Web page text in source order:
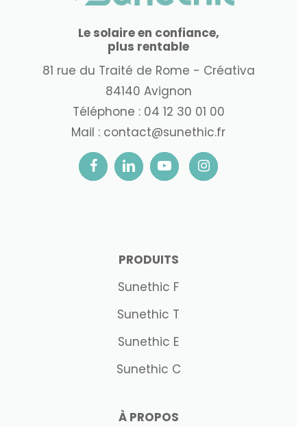
Le solaire en confiance,
plus rentable
81 rue du Traité de Rome - Créativa
84140 Avignon
Téléphone : 04 12 30 01 00
Mail : contact@sunethic.fr
PRODUITS
Sunethic F
Sunethic T
Sunethic E
Sunethic C
À PROPOS